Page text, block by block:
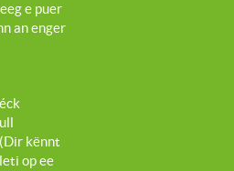
e puer
an enger
kënnt
op ee